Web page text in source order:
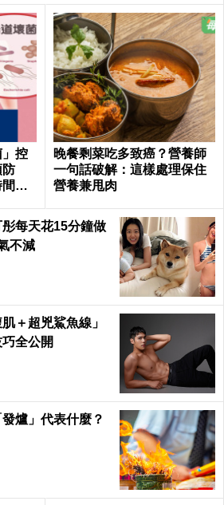
控
防
間吃
晚餐剩菜吃多致癌？營養師
一句話破解：這樣處理保住
營養兼甩肉
每天花15分鐘做
不減
＋超兇鯊魚線」
全公開
爐」代表什麼？